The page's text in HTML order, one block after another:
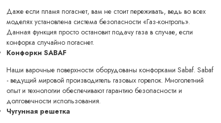
Даже если пламя погаснет, вам не стоит переживать, ведь во всех
моделях установлена система безопасности «Газ-контроль».
Данная функция просто остановит подачу газа в случае, если
конфорка случайно погаснет.
Конфорки SABAF
Наши варочные поверхности оборудованы конфорками Sabaf. Sabaf
- ведущий мировой производитель газовых горелок. Многолетний
опыт и технологии обеспечивают гарантию безопасности и
долговечности использования.
Чугунная решетка